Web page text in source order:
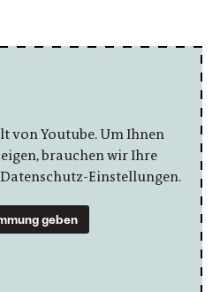
von Youtube. Um Ihnen
brauchen wir Ihre
Einstellungen.
geben